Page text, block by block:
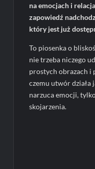
na emocjach i
zapowiedź
który jest już
To piosenka o
nie trzeba niczego
prostych obrazach i
czemu utwór działa
narzuca emocji,
skojarzenia.